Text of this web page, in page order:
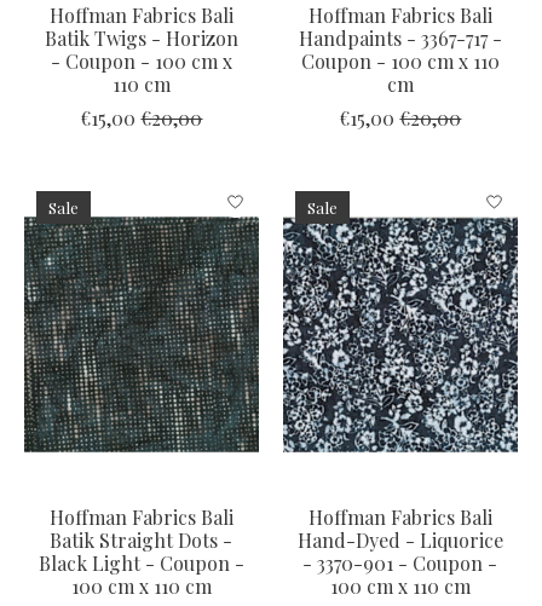
Hoffman Fabrics Bali
Batik Twigs - Horizon
- Coupon - 100 cm x
110 cm
€15,00 €20,00
Hoffman Fabrics Bali
Handpaints - 3367-717 -
Coupon - 100 cm x 110
cm
€15,00 €20,00
Sale
Hoffman Fabrics Bali
Batik Straight Dots -
Black Light - Coupon -
100 cm x 110 cm
Sale
Hoffman Fabrics Bali
Hand-Dyed - Liquorice
- 3370-901 - Coupon -
100 cm x 110 cm